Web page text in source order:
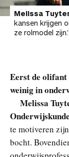
Melissa
kansen krijgen
ze rolmodel zijn.”
Eerst de olifant
weinig in
Melissa
te motiveren
bocht.